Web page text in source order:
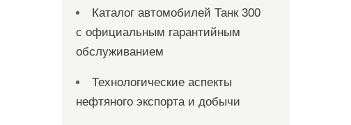
Каталог автомобилей Танк 300
с официальным гарантийным
обслуживанием
Технологические аспекты
нефтяного экспорта и добычи